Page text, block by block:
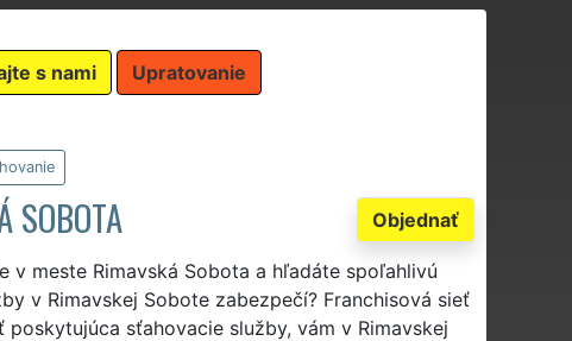
s nami Upratovanie
Objednať
SOBOTA
v meste Rimavská Sobota a hľadáte spoľahlivú
v Rimavskej Sobote zabezpečí? Franchisová sieť
sťahovacie služby, vám v Rimavskej